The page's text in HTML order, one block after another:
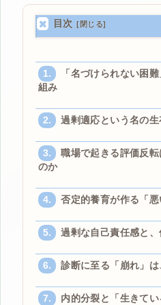
目次
「名づけられない困
組み
過剰適応という名の生
職場で起きる評価反
のか
否定的養育が作る「悪
過剰な自己責任感と
診断に至る「崩れ」
内的分裂と「生きて